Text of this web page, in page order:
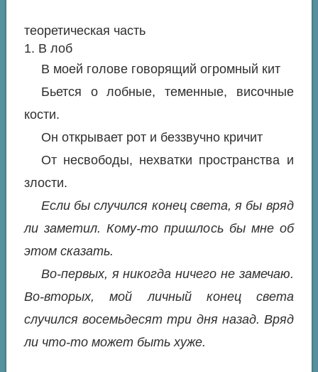
теоретическая часть
1. В лоб
В моей голове говорящий огромный кит
Бьется о лобные, теменные, височные
кости.
Он открывает рот и беззвучно кричит
От несвободы, нехватки пространства и
злости.
Если бы случился конец света, я бы вряд
ли заметил. Кому-то пришлось бы мне об
этом сказать.
Во-первых, я никогда ничего не замечаю.
Во-вторых, мой личный конец света
случился восемьдесят три дня назад. Вряд
ли что-то может быть хуже.